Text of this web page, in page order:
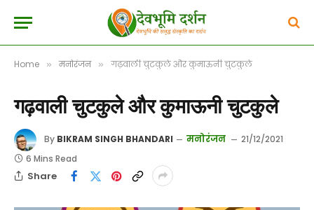
Home » मनोरंजन » गढ़वाली चुटकुले और कुमाऊनी चुटकुले
गढ़वाली चुटकुले और कुमाऊनी चुटकुले
By BIKRAM SINGH BHANDARI मनोरंजन
21/12/2021
6 Mins Read
Share